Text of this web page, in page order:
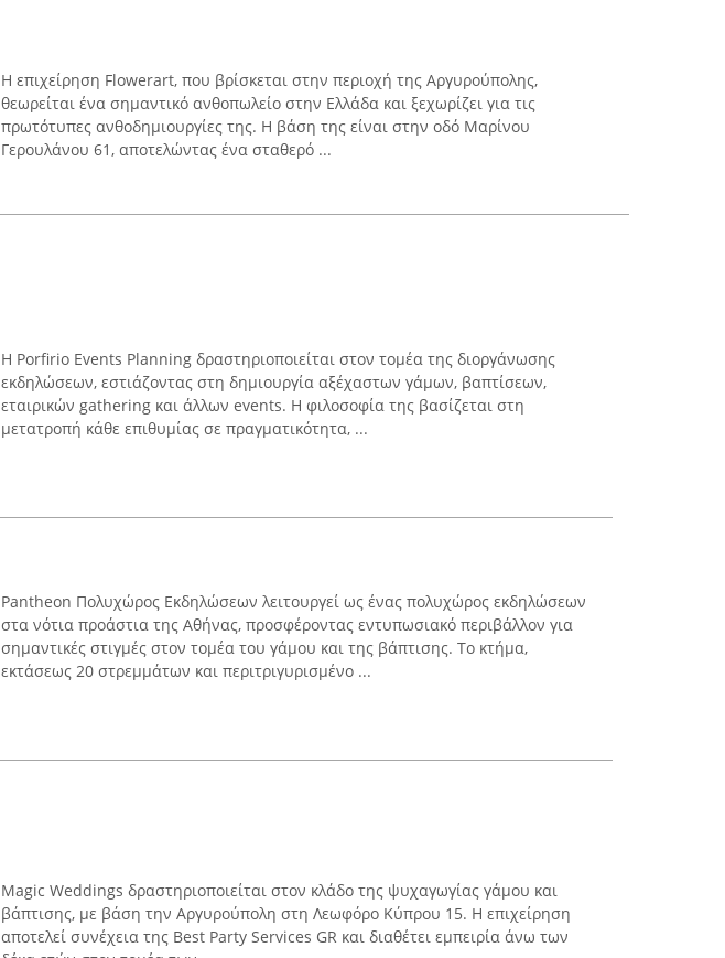
Η επιχείρηση Flowerart, που βρίσκεται στην περιοχή της Αργυρούπολης,
θεωρείται ένα σημαντικό ανθοπωλείο στην Ελλάδα και ξεχωρίζει για τις
πρωτότυπες ανθοδημιουργίες της. Η βάση της είναι στην οδό Μαρίνου
Γερουλάνου 61, αποτελώντας ένα σταθερό ...
Η Porfirio Events Planning δραστηριοποιείται στον τομέα της διοργάνωσης
εκδηλώσεων, εστιάζοντας στη δημιουργία αξέχαστων γάμων, βαπτίσεων,
εταιρικών gathering και άλλων events. Η φιλοσοφία της βασίζεται στη
μετατροπή κάθε επιθυμίας σε πραγματικότητα, ...
Pantheon Πολυχώρος Εκδηλώσεων λειτουργεί ως ένας πολυχώρος εκδηλώσεων
στα νότια προάστια της Αθήνας, προσφέροντας εντυπωσιακό περιβάλλον για
σημαντικές στιγμές στον τομέα του γάμου και της βάπτισης. Το κτήμα,
εκτάσεως 20 στρεμμάτων και περιτριγυρισμένο ...
Magic Weddings δραστηριοποιείται στον κλάδο της ψυχαγωγίας γάμου και
βάπτισης, με βάση την Αργυρούπολη στη Λεωφόρο Κύπρου 15. Η επιχείρηση
αποτελεί συνέχεια της Best Party Services GR και διαθέτει εμπειρία άνω των